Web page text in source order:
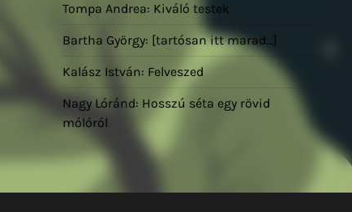
Tompa Andrea: Kiváló testek
Bartha György: [tartósan itt marad…]
Kalász István: Felveszed
Nagy Lóránd: Hosszú séta egy rövid
mólóról